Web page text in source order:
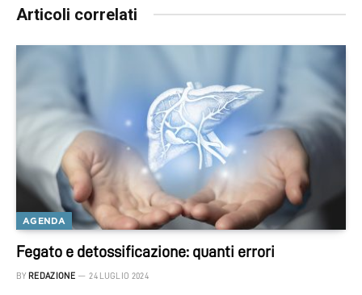
Articoli correlati
AGENDA
Fegato e detossificazione: quanti errori
BY REDAZIONE 24 LUGLIO 2024